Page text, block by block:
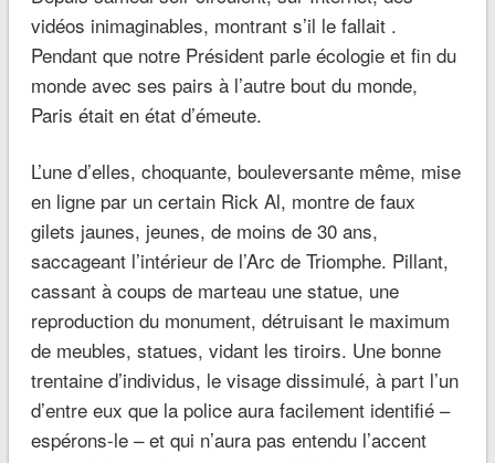
vidéos inimaginables, montrant s’il le fallait .
Pendant que notre Président parle écologie et fin du
monde avec ses pairs à l’autre bout du monde,
Paris était en état d’émeute.
L’une d’elles, choquante, bouleversante même, mise
en ligne par un certain Rick Al, montre de faux
gilets jaunes, jeunes, de moins de 30 ans,
saccageant l’intérieur de l’Arc de Triomphe. Pillant,
cassant à coups de marteau une statue, une
reproduction du monument, détruisant le maximum
de meubles, statues, vidant les tiroirs. Une bonne
trentaine d’individus, le visage dissimulé, à part l’un
d’entre eux que la police aura facilement identifié –
espérons-le – et qui n’aura pas entendu l’accent